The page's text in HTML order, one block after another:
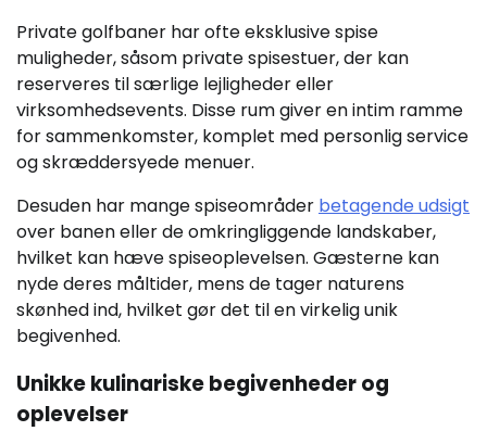
Private golfbaner har ofte eksklusive spise
muligheder, såsom private spisestuer, der kan
reserveres til særlige lejligheder eller
virksomhedsevents. Disse rum giver en intim ramme
for sammenkomster, komplet med personlig service
og skræddersyede menuer.
Desuden har mange spiseområder betagende udsigt
over banen eller de omkringliggende landskaber,
hvilket kan hæve spiseoplevelsen. Gæsterne kan
nyde deres måltider, mens de tager naturens
skønhed ind, hvilket gør det til en virkelig unik
begivenhed.
Unikke kulinariske begivenheder og
oplevelser